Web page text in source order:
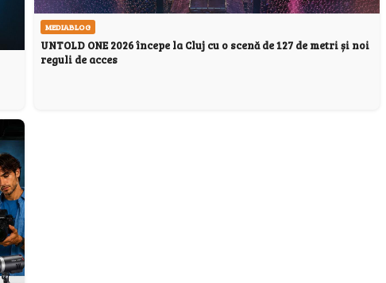
MEDIABLOG
UNTOLD ONE 2026 începe la Cluj cu o scenă de 127 de metri și noi
reguli de acces